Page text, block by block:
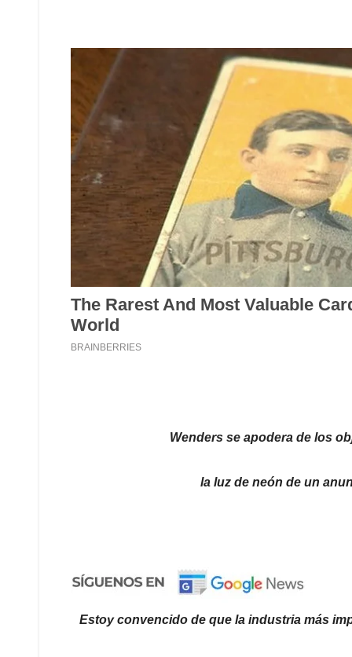
Wenders se apodera de los
la luz de neón de un
Estoy convencido de que la industria más